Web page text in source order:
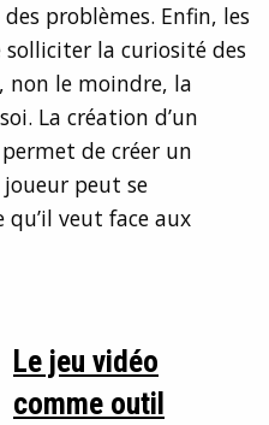
problèmes. Enfin, les
la curiosité des
non le moindre, la
La création d’un
de créer un
peut se
veut face aux
Le jeu vidéo
comme outil